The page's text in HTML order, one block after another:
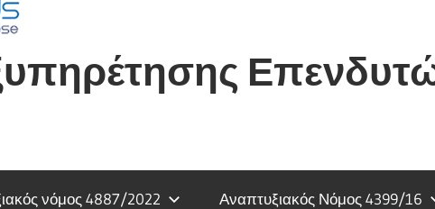
νόμος 4887/2022 Αναπτυξιακός Νόμος 4399/16